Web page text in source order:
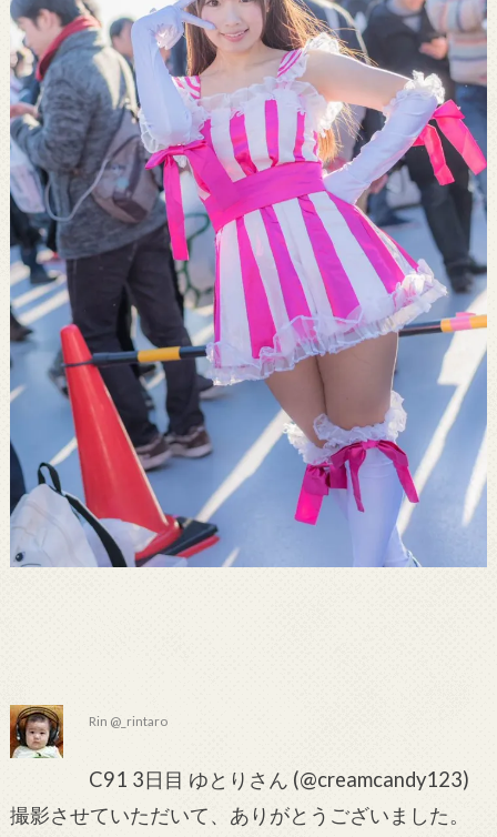
Rin @_rintaro
C91 3日目 ゆとりさん (@creamcandy123)
撮影させていただいて、ありがとうございました。